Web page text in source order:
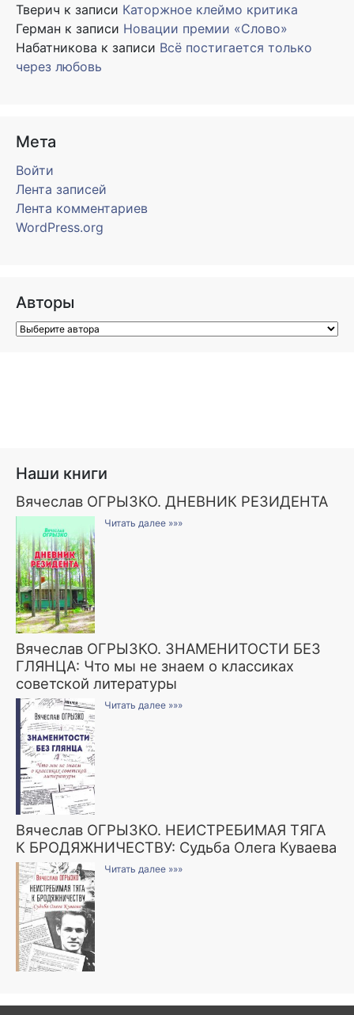
Тверич к записи Каторжное клеймо критика
Герман к записи Новации премии «Слово»
Набатникова к записи Всё постигается только
через любовь
Мета
Войти
Лента записей
Лента комментариев
WordPress.org
Авторы
Наши книги
Вячеслав ОГРЫЗКО. ДНЕВНИК РЕЗИДЕНТА
Читать далее »»»
Вячеслав ОГРЫЗКО. ЗНАМЕНИТОСТИ БЕЗ
ГЛЯНЦА: Что мы не знаем о классиках
советской литературы
Читать далее »»»
Вячеслав ОГРЫЗКО. НЕИСТРЕБИМАЯ ТЯГА
К БРОДЯЖНИЧЕСТВУ: Судьба Олега Куваева
Читать далее »»»